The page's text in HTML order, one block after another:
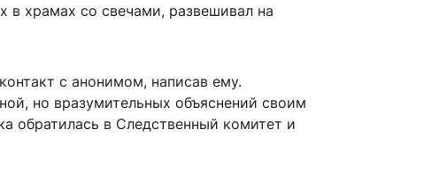
в храмах со свечами, развешивал на
с анонимом, написав ему.
но вразумительных объяснений своим
обратилась в Следственный комитет и